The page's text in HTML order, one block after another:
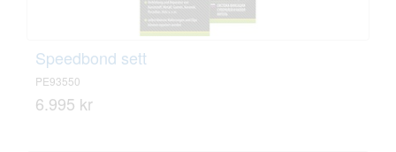
Speedbond sett
PE93550
6.995 kr